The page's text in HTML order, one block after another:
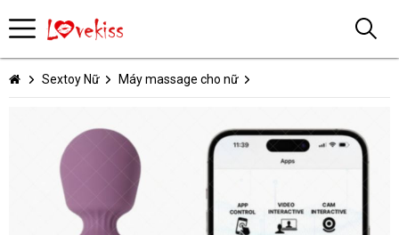
Sextoy Nữ Máy massage cho nữ